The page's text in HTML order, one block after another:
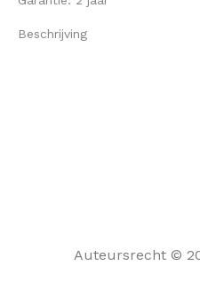
Beschrijving
Auteursrecht ©